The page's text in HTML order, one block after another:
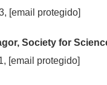
[email protegido]
Society for
[email protegido]